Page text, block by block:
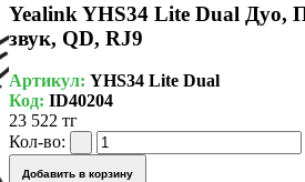
Yealink YHS34 Lite Dual Дуо,
звук, QD, RJ9
Артикул: YHS34 Lite Dual
Код: ID40204
23 522 тг
Кол-во:
Добавить в корзину